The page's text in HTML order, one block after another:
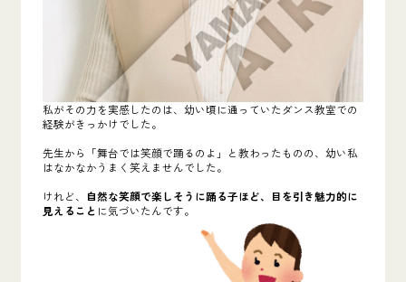
私がその力を実感したのは、幼い頃に通っていたダンス教室での
経験がきっかけでした。
先生から「舞台では笑顔で踊るのよ」と教わったものの、幼い私
はなかなかうまく笑えませんでした。
けれど、
自然な笑顔で楽しそうに踊る子ほど、目を引き魅力的に
見えること に気づいたんです。